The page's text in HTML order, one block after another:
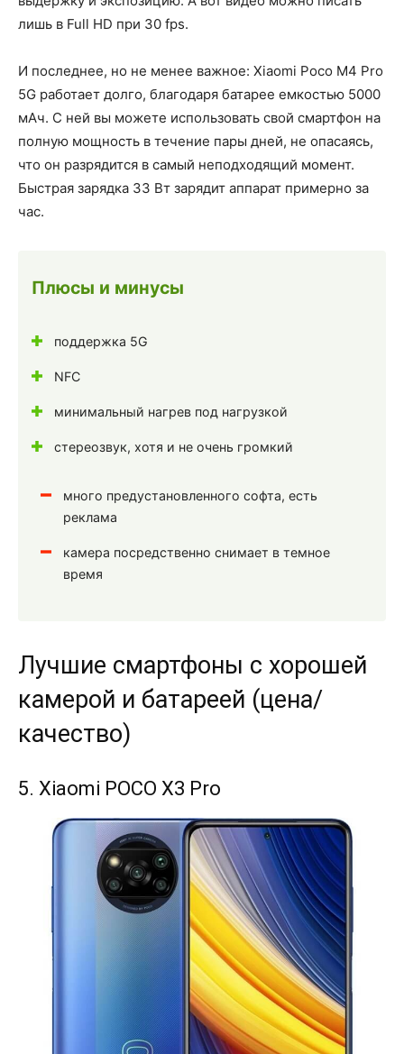
лишь в Full HD при 30 fps.
И последнее, но не менее важное: Xiaomi Poco M4 Pro
5G работает долго, благодаря батарее емкостью 5000
мАч. С ней вы можете использовать свой смартфон на
полную мощность в течение пары дней, не опасаясь,
что он разрядится в самый неподходящий момент.
Быстрая зарядка 33 Вт зарядит аппарат примерно за
час.
Плюсы и минусы
поддержка 5G
NFC
минимальный нагрев под нагрузкой
стереозвук, хотя и не очень громкий
много предустановленного софта, есть
реклама
камера посредственно снимает в темное
время
Лучшие смартфоны с хорошей
камерой и батареей (цена/
качество)
5. Xiaomi POCO X3 Pro